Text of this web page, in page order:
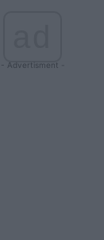
- Advertisment -